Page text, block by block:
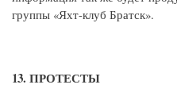
группы «Яхт-клуб Братск».
13. ПРОТЕСТЫ